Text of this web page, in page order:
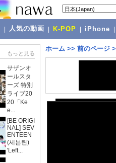
人気の動画 K-POP iPhone
もっと見る
サザンオ
ールスタ
ーズ 特別
ライブ20
20「Ke
e...
[BE ORIGI
NAL] SEV
ENTEEN
(세븐틴)
'Left...
ホーム >> 前のページ